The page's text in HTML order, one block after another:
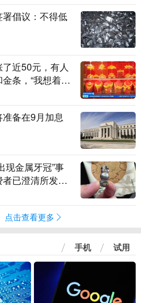
倡议：不得低
近50元，有人
条，“我想着买
量进一些货”
备在9月加息
现金属牙冠”事
已澄清所发视
点击查看更多
手机 试用